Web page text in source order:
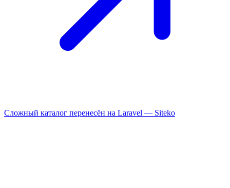
Сложный каталог перенесён на Laravel — Siteko